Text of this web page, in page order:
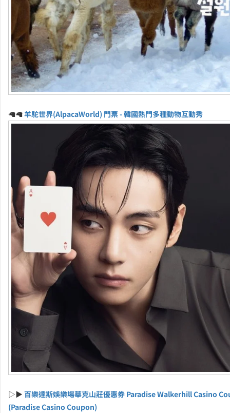
🦙🦙羊駝世界(AlpacaWorld) 門票 - 韓國熱門多種動物互動秀
▷▶ 百樂達斯娛樂場華克山莊優惠券 Paradise Walkerhill Casino
(Paradise Casino Coupon)